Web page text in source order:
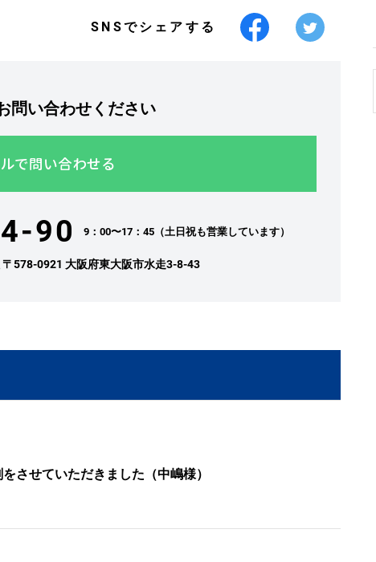
SNSでシェアする
問い合わせください
で問い合わせる
90 9：00〜17：45（土日祝も営業しています）
〒578-0921 大阪府東大阪市水走3-8-43
させていただきました（中嶋様）